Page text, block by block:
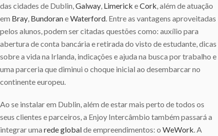
das cidades de Dublin, Galway Limerick eCork , além de atuação
em Bray BundoraneWaterford . Entre as vantagens aproveitadas
pelos alunos, podem ser citadas questões como: auxílio para
abertura de conta bancária e retirada do visto de estudante, dicas
sobre a vida na Irlanda, indicações e ajuda na busca por trabalho e
uma parceria que diminui o choque inicial ao desembarcar no
continente europeu.
Ao se instalar em Dublin, além de estar mais perto de todos os
seus clientes e parceiros, a Enjoy Intercâmbio também passará a
integrar uma redeglobalde empreendimentos: o WeWork . A